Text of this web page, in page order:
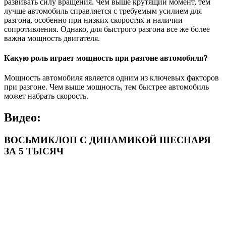
лучше автомобиль справляется с требуемым усилием для
разгона, особенно при низких скоростях и наличии
сопротивления. Однако, для быстрого разгона все же более
важна мощность двигателя.
Какую роль играет мощность при разгоне автомобиля?
Мощность автомобиля является одним из ключевых факторов
при разгоне. Чем выше мощность, тем быстрее автомобиль
может набрать скорость.
Видео:
ВОСЬМИКЛОП С ДИНАМИКОЙ ШЕСНАРЯ
ЗА 5 ТЫСЯЧ